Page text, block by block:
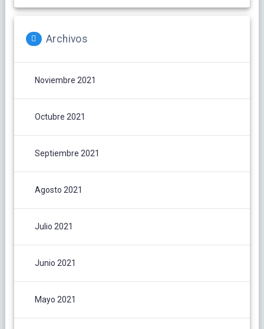
Archivos
Noviembre 2021
Octubre 2021
Septiembre 2021
Agosto 2021
Julio 2021
Junio 2021
Mayo 2021